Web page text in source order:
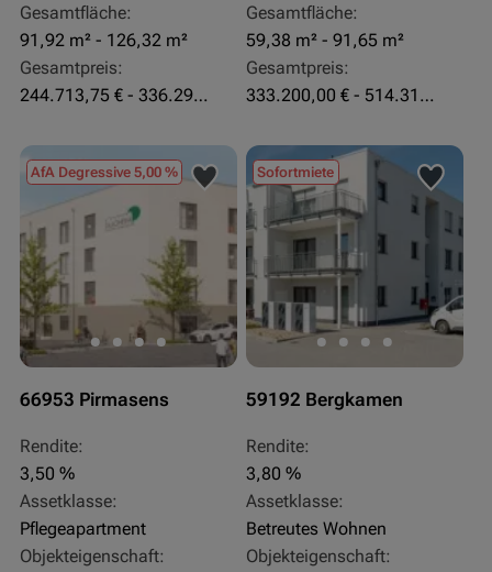
Gesamtfläche:
91,92 m² - 126,32 m²
Gesamtpreis:
244.713,75 € - 336.292 €
Gesamtfläche:
59,38 m² - 91,65 m²
Gesamtpreis:
333.200,00 € - 514.310,00 €
AfA Degressive 5,00 %
66953 Pirmasens
Rendite:
3,50 %
Assetklasse:
Pflegeapartment
Objekteigenschaft:
Sofortmiete
59192 Bergkamen
Rendite:
3,80 %
Assetklasse:
Betreutes Wohnen
Objekteigenschaft: